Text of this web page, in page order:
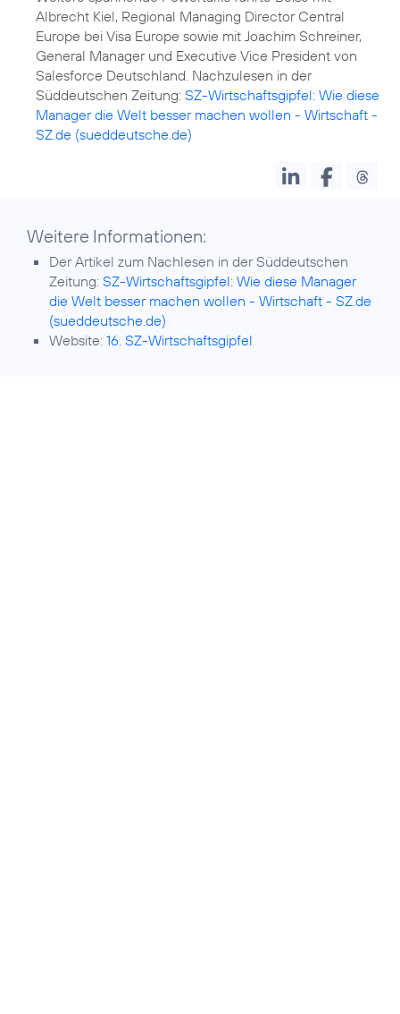
Albrecht Kiel, Regional Managing Director Central
Europe bei Visa Europe sowie mit Joachim Schreiner,
General Manager und Executive Vice President von
Salesforce Deutschland. Nachzulesen in der
Süddeutschen Zeitung: SZ-Wirtschaftsgipfel: Wie diese
Manager die Welt besser machen wollen - Wirtschaft -
SZ.de (sueddeutsche.de)
Weitere Informationen:
Der Artikel zum Nachlesen in der Süddeutschen
Zeitung: SZ-Wirtschaftsgipfel: Wie diese Manager
die Welt besser machen wollen - Wirtschaft - SZ.de
(sueddeutsche.de)
Website: 16. SZ-Wirtschaftsgipfel